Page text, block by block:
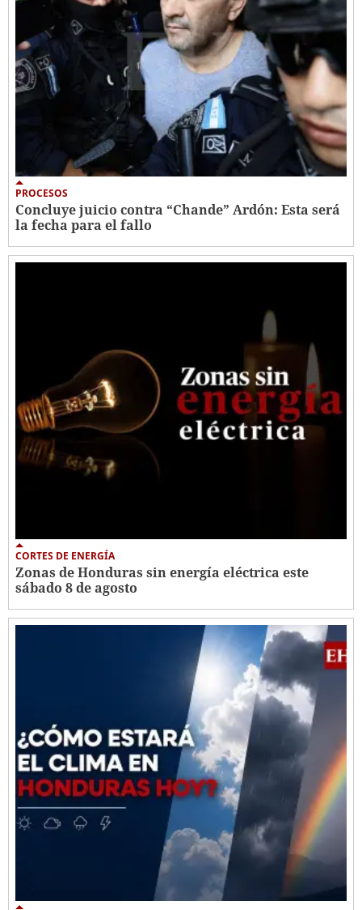
PROCESOS
Concluye juicio contra “Chande” Ardón: Esta será
la fecha para el fallo
CORTES DE ENERGÍA
Zonas de Honduras sin energía eléctrica este
sábado 8 de agosto